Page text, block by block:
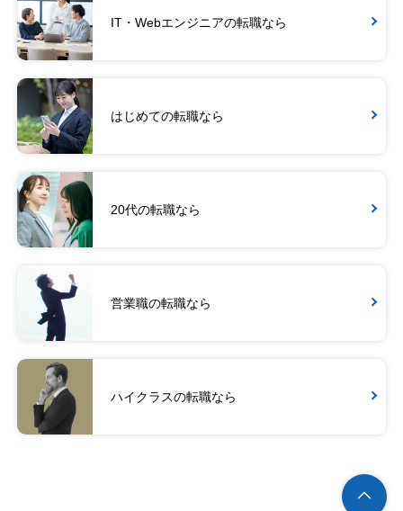
IT・Webエンジニアの転職なら
はじめての転職なら
20代の転職なら
営業職の転職なら
ハイクラスの転職なら